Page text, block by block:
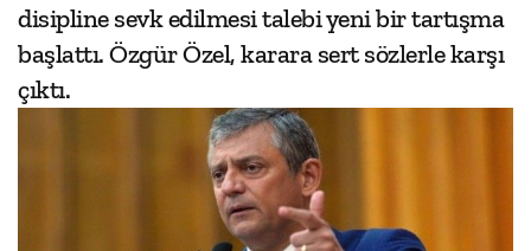
disipline sevk edilmesi talebi yeni bir tartışma
başlattı. Özgür Özel, karara sert sözlerle karşı
çıktı.